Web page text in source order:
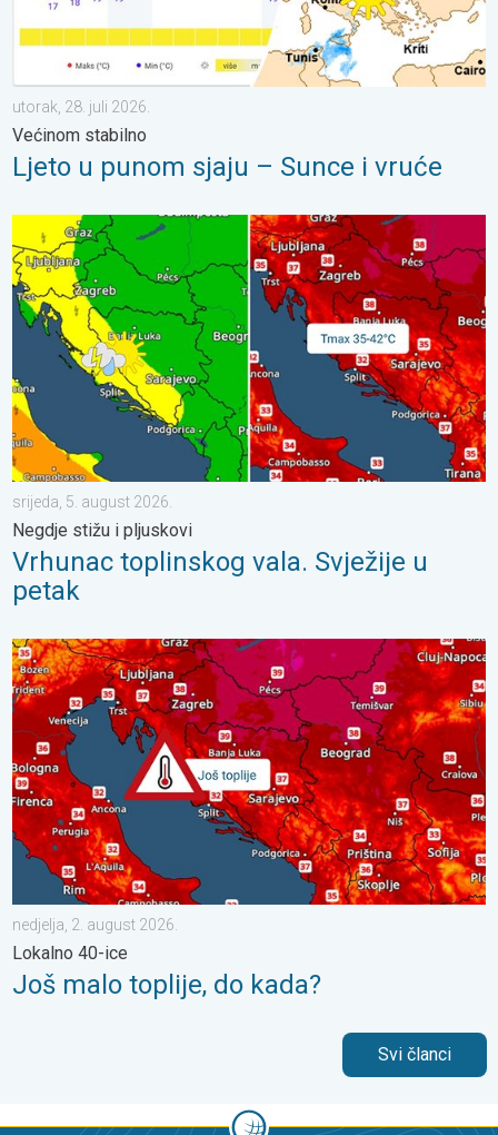
utorak, 28. juli 2026.
Većinom stabilno
Ljeto u punom sjaju – Sunce i vruće
Vrhunac toplinskog vala. Svježije u petak. Negdje stižu i
srijeda, 5. august 2026.
Negdje stižu i pljuskovi
Vrhunac toplinskog vala. Svježije u
petak
Još malo toplije, do kada?. Lokalno 40-ice. . . nedjelja, 2.
nedjelja, 2. august 2026.
Lokalno 40-ice
Još malo toplije, do kada?
Svi članci